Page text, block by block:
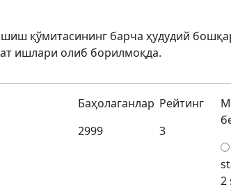
қўмитасининг барча ҳудудий
ишлари олиб борилмоқда.
Баҳолаганлар
2999
Рейтинг
3
2